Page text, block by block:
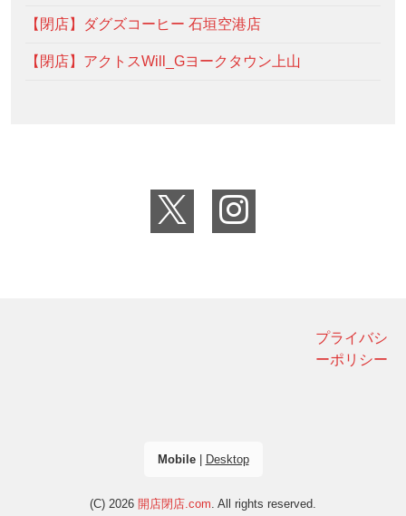
【閉店】ダグズコーヒー 石垣空港店
【閉店】アクトスWill_Gヨークタウン上山
プライバシ
ーポリシー
Mobile| Desktop
(C) 2026 開店閉店.com . All rights reserved.